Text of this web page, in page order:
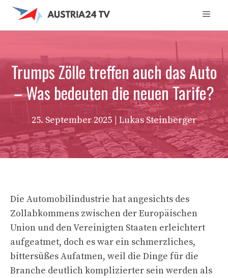
Zum
Inhalt
Trumps Zölle treffen auch das Auto
– Was bedeuten die neuen Tarife?
25. September 2025 | Lukas Steinberger
Die Automobilindustrie hat angesichts des
Zollabkommens zwischen der Europäischen
Union und den Vereinigten Staaten erleichtert
aufgeatmet, doch es war ein schmerzliches,
bittersüßes Aufatmen, weil die Dinge für die
Branche deutlich komplizierter sein werden als